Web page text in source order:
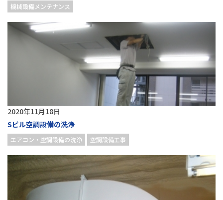
機械設備メンテナンス
2020年11月18日
Sビル空調設備の洗浄
エアコン・空調設備の洗浄 空調設備工事